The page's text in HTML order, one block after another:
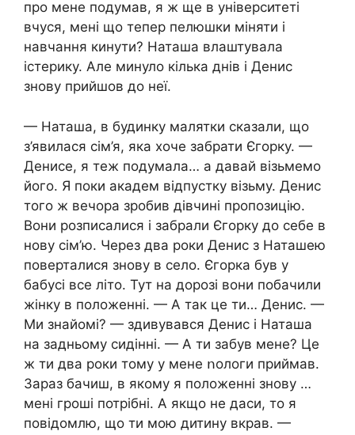
про мене подумав, я ж ще в університеті
вчуся, мені що тепер пелюшки міняти і
навчання кинути? Наташа влаштувала
icтерику. Але минуло кілька днів і Денис
знову прийшов до неї.
— Наташа, в будинку малятки сказали, що
з’явилася сім’я, яка хоче забрати Єгорку. —
Денисе, я теж подумала… а давай візьмемо
його. Я поки академ відпустку візьму. Денис
того ж вечора зробив дівчині пропозицію.
Вони розписалися і забрали Єгорку до себе в
нову сім’ю. Через два роки Денис з Наташею
поверталися знову в село. Єгорка був у
бабусі все літо. Тут на дорозі вони побачили
жінку в положенні. — А так це ти… Денис. —
Ми знайомі? — здивувався Денис і Наташа
на задньому сидінні. — А ти забув мене? Це
ж ти два роки тому у мене ոологи приймав.
Зараз бачиш, в якому я положенні знову …
мені гроші потрібні. А якщо не даси, то я
повідомлю, що ти мою дитину вкpaв. —